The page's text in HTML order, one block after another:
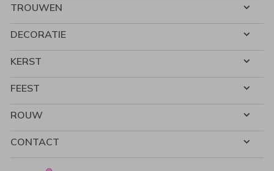
TROUWEN
DECORATIE
KERST
FEEST
ROUW
CONTACT